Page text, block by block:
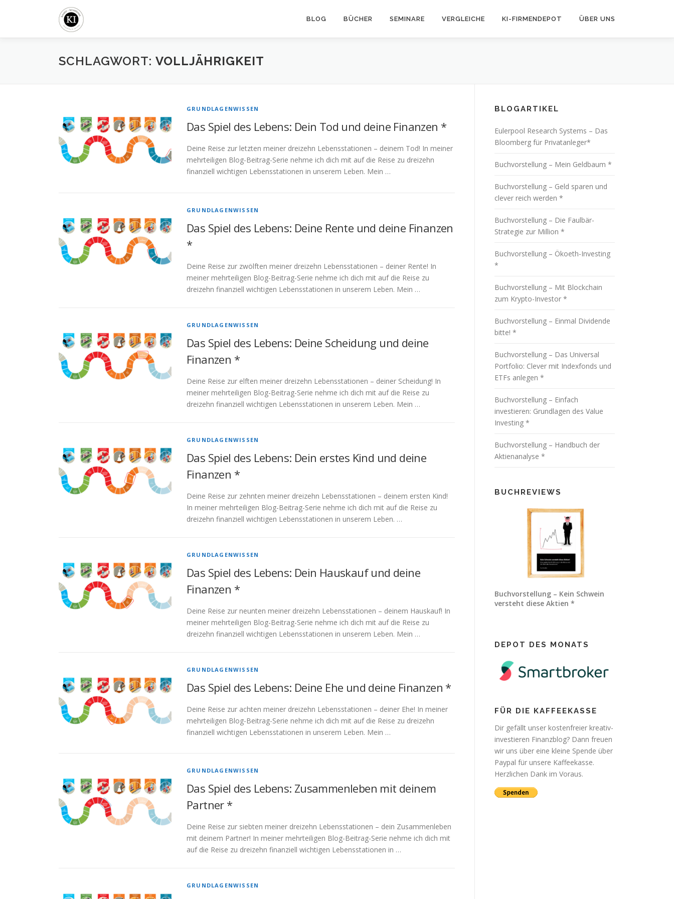
BLOG BÜCHER SEMINARE VERGLEICHE KI-FIRMENDEPOT ÜBER UNS
SCHLAGWORT: VOLLJÄHRIGKEIT
GRUNDLAGENWISSEN
Das Spiel des Lebens: Dein Tod und deine Finanzen *
Deine Reise zur letzten meiner dreizehn Lebensstationen – deinem Tod! In meiner
mehrteiligen Blog-Beitrag-Serie nehme ich dich mit auf die Reise zu dreizehn
finanziell wichtigen Lebensstationen in unserem Leben. Mein …
GRUNDLAGENWISSEN
Das Spiel des Lebens: Deine Rente und deine Finanzen
*
Deine Reise zur zwölften meiner dreizehn Lebensstationen – deiner Rente! In
meiner mehrteiligen Blog-Beitrag-Serie nehme ich dich mit auf die Reise zu
dreizehn finanziell wichtigen Lebensstationen in unserem Leben. Mein …
GRUNDLAGENWISSEN
Das Spiel des Lebens: Deine Scheidung und deine
Finanzen *
Deine Reise zur elften meiner dreizehn Lebensstationen – deiner Scheidung! In
meiner mehrteiligen Blog-Beitrag-Serie nehme ich dich mit auf die Reise zu
dreizehn finanziell wichtigen Lebensstationen in unserem Leben. Mein …
GRUNDLAGENWISSEN
Das Spiel des Lebens: Dein erstes Kind und deine
Finanzen *
Deine Reise zur zehnten meiner dreizehn Lebensstationen – deinem ersten Kind!
In meiner mehrteiligen Blog-Beitrag-Serie nehme ich dich mit auf die Reise zu
dreizehn finanziell wichtigen Lebensstationen in unserem Leben. …
GRUNDLAGENWISSEN
Das Spiel des Lebens: Dein Hauskauf und deine
Finanzen *
Deine Reise zur neunten meiner dreizehn Lebensstationen – deinem Hauskauf! In
meiner mehrteiligen Blog-Beitrag-Serie nehme ich dich mit auf die Reise zu
dreizehn finanziell wichtigen Lebensstationen in unserem Leben. Mein …
GRUNDLAGENWISSEN
Das Spiel des Lebens: Deine Ehe und deine Finanzen *
Deine Reise zur achten meiner dreizehn Lebensstationen – deiner Ehe! In meiner
mehrteiligen Blog-Beitrag-Serie nehme ich dich mit auf die Reise zu dreizehn
finanziell wichtigen Lebensstationen in unserem Leben. Mein …
GRUNDLAGENWISSEN
Das Spiel des Lebens: Zusammenleben mit deinem
Partner *
Deine Reise zur siebten meiner dreizehn Lebensstationen – dein Zusammenleben
mit deinem Partner! In meiner mehrteiligen Blog-Beitrag-Serie nehme ich dich mit
auf die Reise zu dreizehn finanziell wichtigen Lebensstationen in …
GRUNDLAGENWISSEN
BLOGARTIKEL
Eulerpool Research Systems – Das
Bloomberg für Privatanleger*
Buchvorstellung – Mein Geldbaum *
Buchvorstellung – Geld sparen und
clever reich werden *
Buchvorstellung – Die Faulbär-
Strategie zur Million *
Buchvorstellung – Ökoeth-Investing
*
Buchvorstellung – Mit Blockchain
zum Krypto-Investor *
Buchvorstellung – Einmal Dividende
bitte! *
Buchvorstellung – Das Universal
Portfolio: Clever mit Indexfonds und
ETFs anlegen *
Buchvorstellung – Einfach
investieren: Grundlagen des Value
Investing *
Buchvorstellung – Handbuch der
Aktienanalyse *
BUCHREVIEWS
Buchvorstellung – Kein Schwein
versteht diese Aktien *
DEPOT DES MONATS
FÜR DIE KAFFEEKASSE
Dir gefällt unser kostenfreier kreativ-
investieren Finanzblog? Dann freuen
wir uns über eine kleine Spende über
Paypal für unsere Kaffeekasse.
Herzlichen Dank im Voraus.